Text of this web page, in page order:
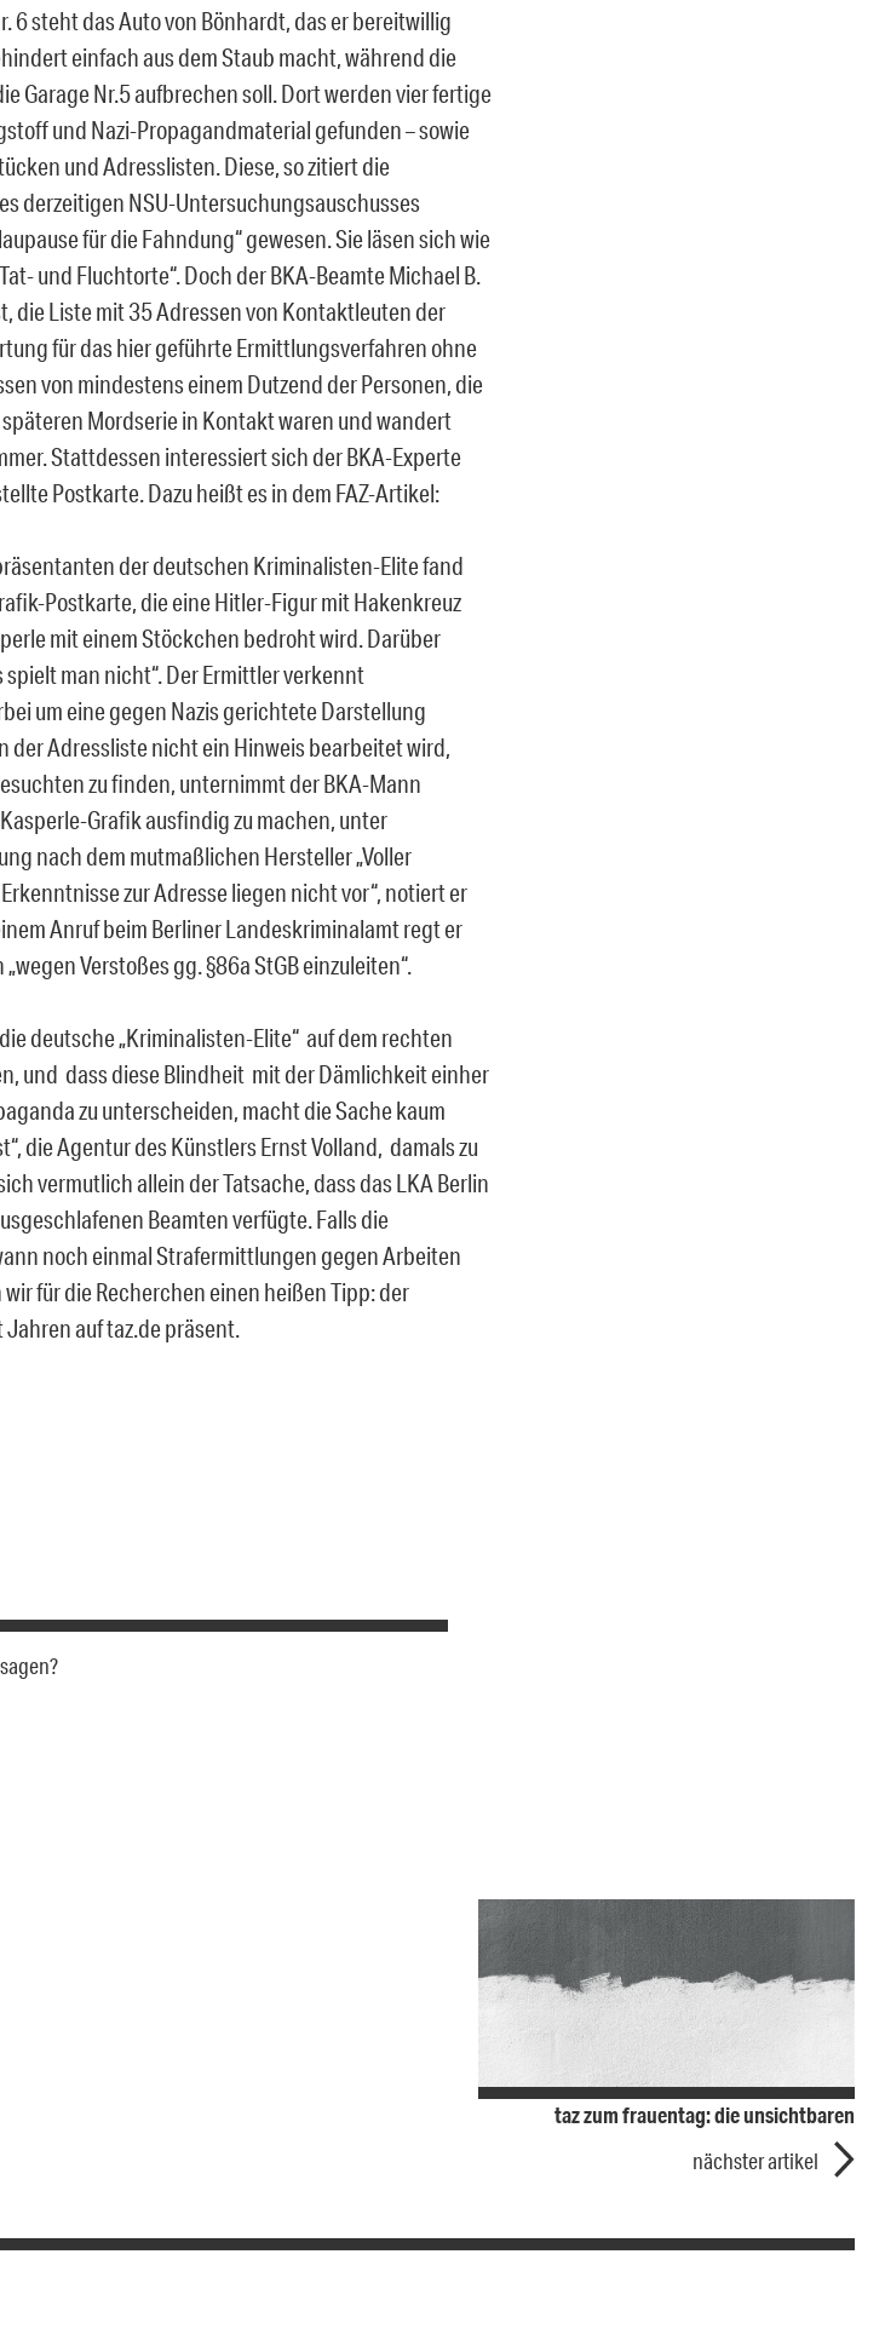
6 steht das Auto von Bönhardt, das er bereitwillig
einfach aus dem Staub macht, während die
Garage Nr.5 aufbrechen soll. Dort werden vier fertige
und Nazi-Propagandmaterial gefunden – sowie
und Adresslisten. Diese, so zitiert die
derzeitigen NSU-Untersuchungsauschusses
für die Fahndung“ gewesen. Sie läsen sich wie
und Fluchtorte“. Doch der BKA-Beamte Michael B.
die Liste mit 35 Adressen von Kontaktleuten der
für das hier geführte Ermittlungsverfahren ohne
von mindestens einem Dutzend der Personen, die
Mordserie in Kontakt waren und wandert
Stattdessen interessiert sich der BKA-Experte
Postkarte. Dazu heißt es in dem FAZ-Artikel:
der deutschen Kriminalisten-Elite fand
Postkarte, die eine Hitler-Figur mit Hakenkreuz
mit einem Stöckchen bedroht wird. Darüber
man nicht“. Der Ermittler verkennt
um eine gegen Nazis gerichtete Darstellung
der Adressliste nicht ein Hinweis bearbeitet wird,
zu finden, unternimmt der BKA-Mann
Grafik ausfindig zu machen, unter
nach dem mutmaßlichen Hersteller „Voller
zur Adresse liegen nicht vor“, notiert er
Anruf beim Berliner Landeskriminalamt regt er
Verstoßes gg. §86a StGB einzuleiten“.
deutsche „Kriminalisten-Elite“ auf dem rechten
und dass diese Blindheit mit der Dämlichkeit einher
zu unterscheiden, macht die Sache kaum
die Agentur des Künstlers Ernst Volland, damals zu
vermutlich allein der Tatsache, dass das LKA Berlin
Beamten verfügte. Falls die
noch einmal Strafermittlungen gegen Arbeiten
für die Recherchen einen heißen Tipp: der
Jahren auf taz.de präsent.
taz zum frauentag: die unsichtbaren
nächster artikel